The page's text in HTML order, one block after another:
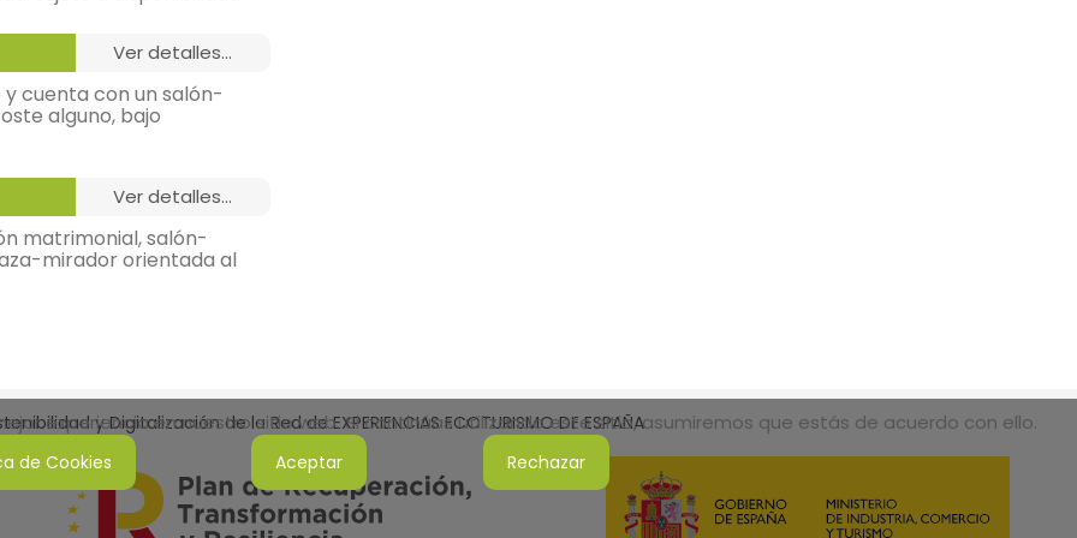
de estudio,
de estudio,
ver detalles...
cuenta con un salón-
alguno, bajo
ver detalles...
matrimonial, salón-
mirador orientada al
bajo encimera,
y Digitalización de la Red de EXPERIENCIAS ECOTURISMO DE ESPAÑA
experiencia en nuestro sitio web. Si continúas utilizando este sitio, asumiremos que estás de acuerdo con ello.
de Cookies Aceptar Rechazar